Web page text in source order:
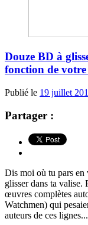
Douze BD à
fonction de
Publié le 19 juillet
Partager :
Dis moi où tu pars en
glisser dans ta
œuvres complètes
Watchmen) qui
auteurs de ces lignes...